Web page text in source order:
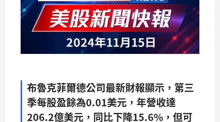
布魯克菲爾德公司最新財報顯示，第三
季每股盈餘為0.01美元，年營收達
206.2億美元，同比下降15.6%，但可